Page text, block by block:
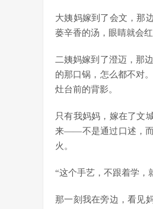
大姨妈嫁到了会文，那
蒌辛香的汤，眼睛就会
二姨妈嫁到了澄迈，那
的那口锅，怎么都不对
灶台前的背影。
只有我妈妈，嫁在了文
来——不是通过口述，而
火。
“这个手艺，不跟着学，
那一刻我在旁边，看见